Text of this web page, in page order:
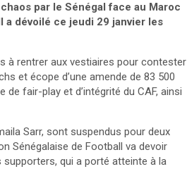
par le Sénégal face au Maroc
a dévoilé ce jeudi 29 janvier les
à rentrer aux vestiaires pour contester
et écope d’une amende de 83 500
fair-play et d’intégrité du CAF, ainsi
Sarr, sont suspendus pour deux
Sénégalaise de Football va devoir
qui a porté atteinte à la